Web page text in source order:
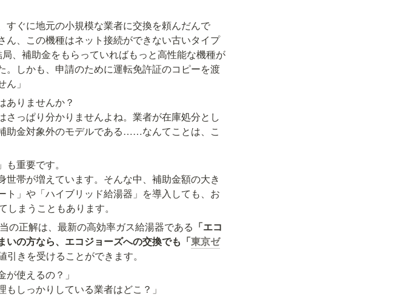
すぐに地元の小規模な業者に交換を頼んだんで
、この機種はネット接続ができない古いタイプ
、補助金をもらっていればもっと高性能な機種が
しかも、申請のために運転免許証のコピーを渡
」
ありませんか？
っぱり分かりませんよね。業者が在庫処分とし
助金対象外のモデルである……なんてことは、こ
重要です。
帯が増えています。そんな中、補助金額の大き
」や「ハイブリッド給湯器」を導入しても、お
まうこともあります。
の正解は、最新の高効率ガス給湯器である 「エコ
の方なら、エコジョーズへの交換でも「東京ゼ
きを受けることができます。
使えるの？」
しっかりしている業者はどこ？」